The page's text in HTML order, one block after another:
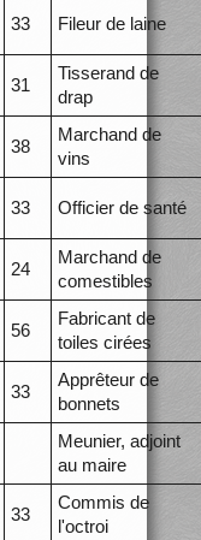
33 Fileur de laine
31
Tisserand de
drap
38
Marchand de
vins
33 Officier de santé
24
Marchand de
comestibles
56
Fabricant de
toiles cirées
33
Apprêteur de
bonnets
Meunier, adjoint
au maire
33
Commis de
l'octroi